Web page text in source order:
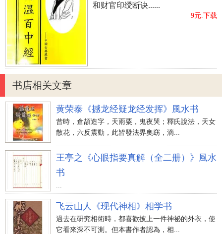
和财官印绶断诀......
9元.下载
书店相关文章
黄荣泰《撼龙经疑龙经发挥》風水书
昔時，倉頡造字，天雨粟，鬼夜哭；釋氏說法，天女
散花，六反震動，此皆發法界奧窈，滴...
王亭之《心眼指要真解（全二册）》風水
书
飞云山人《现代神相》相学书
過去在研究相術時，都喜歡披上一件神祕的外衣，使
它看來深不可測。但本書作者認為，相...